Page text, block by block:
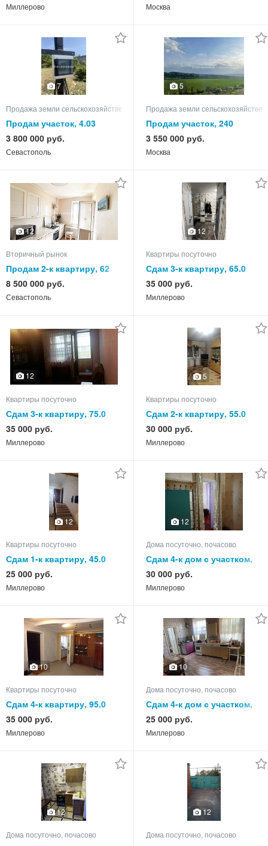
Миллерово Москва
7
Продажа земли сельскохозяйственного назначения
Продам участок, 4.03
3 800 000 руб.
Севастополь
5
Продажа земли
Продам участок, 240
3 550 000 руб.
Москва
12
Вторичный рынок
Продам 2-к квартиру, 62
кв.м, этаж 9 из 9
8 500 000 руб.
Севастополь
12
Квартиры посуточно
Сдам 3-к квартиру, 65.0
кв.м, этаж 5 из 5
35 000 руб.
Миллерово
12
Квартиры посуточно
Сдам 3-к квартиру, 75.0
кв.м, этаж 2 из 2
35 000 руб.
Миллерово
5
Квартиры посуточно
Сдам 2-к квартиру, 55.0
кв.м, этаж 4 из 5
30 000 руб.
Миллерово
12
Квартиры посуточно
Сдам 1-к квартиру, 45.0
кв.м, этаж 1 из 3
25 000 руб.
Миллерово
12
Дома посуточно, почасово
Сдам 4-к дом с участком,
65.0 кв.м, этажей 1
30 000 руб.
Миллерово
10
Квартиры посуточно
Сдам 4-к квартиру, 95.0
кв.м, этаж 1 из 5
35 000 руб.
Миллерово
10
Дома посуточно, почасово
Сдам 4-к дом с участком,
75.0 кв.м, этажей 1
25 000 руб.
Миллерово
12
Дома посуточно, почасово
12
Дома посуточно, почасово